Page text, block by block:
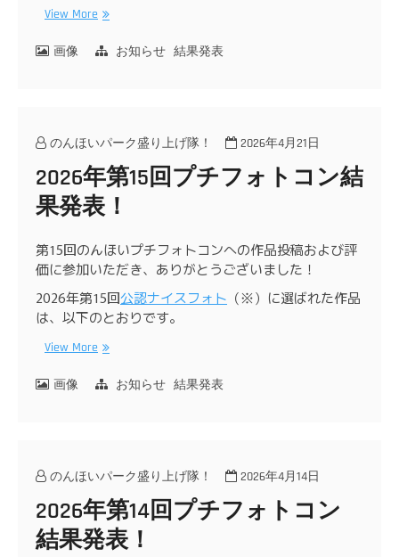
View More
画像 お知らせ 結果発表
のんほいパーク盛り上げ隊！ 2026年4月21日
2026年第15回プチフォトコン結
果発表！
第15回のんほいプチフォトコンへの作品投稿および評
価に参加いただき、ありがとうございました！
2026年第15回公認ナイスフォト （※）に選ばれた作品
は、以下のとおりです。
View More
画像 お知らせ 結果発表
のんほいパーク盛り上げ隊！ 2026年4月14日
2026年第14回プチフォトコン
結果発表！